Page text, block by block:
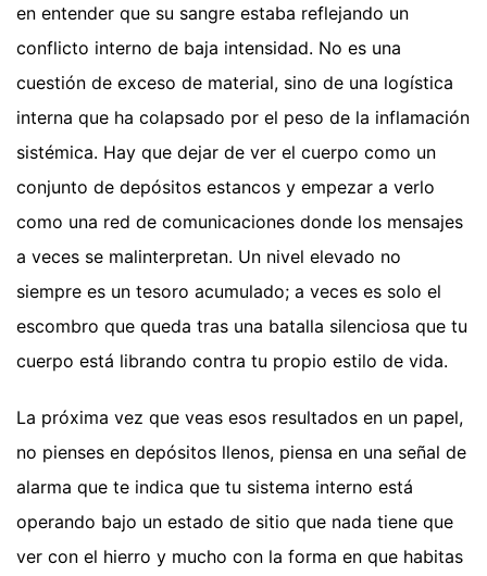
en entender que su sangre estaba reflejando un
conflicto interno de baja intensidad. No es una
cuestión de exceso de material, sino de una logística
interna que ha colapsado por el peso de la inflamación
sistémica. Hay que dejar de ver el cuerpo como un
conjunto de depósitos estancos y empezar a verlo
como una red de comunicaciones donde los mensajes
a veces se malinterpretan. Un nivel elevado no
siempre es un tesoro acumulado; a veces es solo el
escombro que queda tras una batalla silenciosa que tu
cuerpo está librando contra tu propio estilo de vida.
La próxima vez que veas esos resultados en un papel,
no pienses en depósitos llenos, piensa en una señal de
alarma que te indica que tu sistema interno está
operando bajo un estado de sitio que nada tiene que
ver con el hierro y mucho con la forma en que habitas